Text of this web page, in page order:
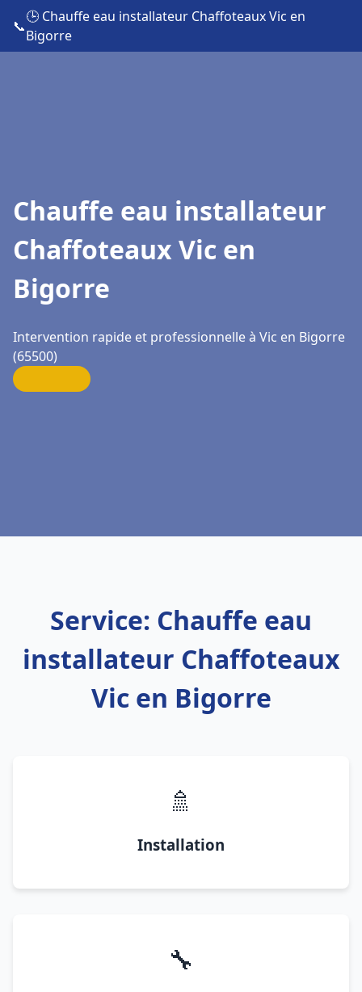
📞
🕒 Chauffe eau installateur Chaffoteaux Vic en
Bigorre
Chauffe eau installateur
Chaffoteaux Vic en
Bigorre
Intervention rapide et professionnelle à Vic en Bigorre
(65500)
Service: Chauffe eau
installateur Chaffoteaux
Vic en Bigorre
🚿
Installation
🔧